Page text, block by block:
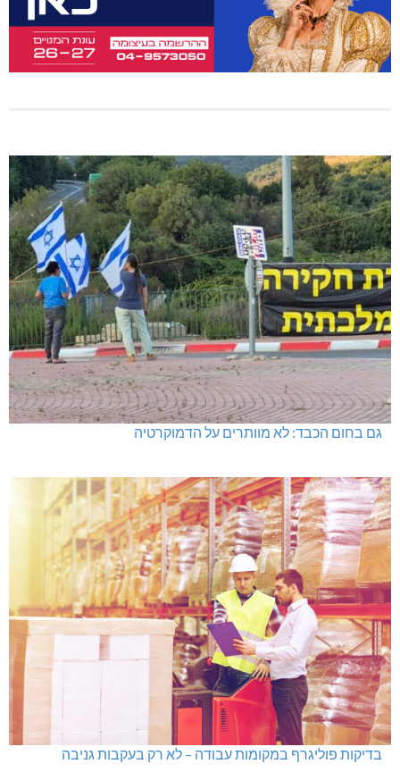
גם בחום הכבד: לא מוותרים על הדמוקרטיה
בדיקות פוליגרף במקומות עבודה – לא רק בעקבות גניבה